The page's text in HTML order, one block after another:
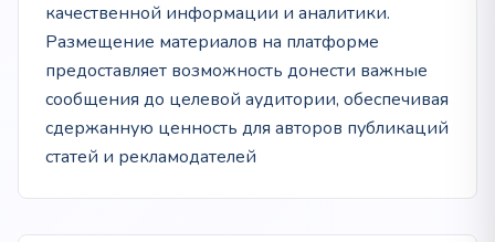
качественной информации и аналитики.
Размещение материалов на платформе
предоставляет возможность донести важные
сообщения до целевой аудитории, обеспечивая
сдержанную ценность для авторов публикаций
статей и рекламодателей